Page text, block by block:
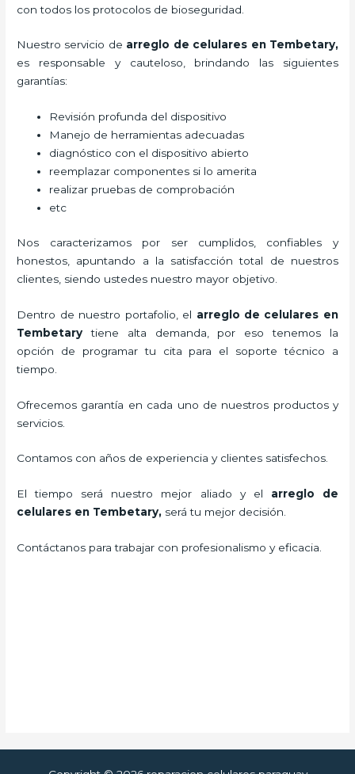
con todos los protocolos de bioseguridad.
Nuestro servicio de arreglo de celulares en Tembetary,
es responsable y cauteloso, brindando las siguientes
garantías:
Revisión profunda del dispositivo
Manejo de herramientas adecuadas
diagnóstico con el dispositivo abierto
reemplazar componentes si lo amerita
realizar pruebas de comprobación
etc
Nos caracterizamos por ser cumplidos, confiables y
honestos, apuntando a la satisfacción total de nuestros
clientes, siendo ustedes nuestro mayor objetivo.
Dentro de nuestro portafolio, el arreglo de celulares en
Tembetary tiene alta demanda, por eso tenemos la
opción de programar tu cita para el soporte técnico a
tiempo.
Ofrecemos garantía en cada uno de nuestros productos y
servicios.
Contamos con años de experiencia y clientes satisfechos.
El tiempo será nuestro mejor aliado y el arreglo de
celulares en Tembetary, será tu mejor decisión.
Contáctanos para trabajar con profesionalismo y eficacia.